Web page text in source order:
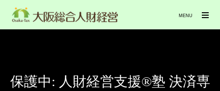
保護中: 人財経営支援®︎塾 決済専
MENU